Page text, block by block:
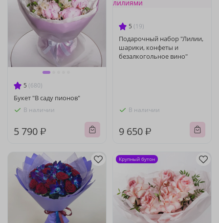
5 (680)
Букет "В саду пионов"
В наличии
5 790 ₽
5 (19)
Подарочный набор "Лилии,
шарики, конфеты и
безалкогольное вино"
В наличии
9 650 ₽
Крупный бутон